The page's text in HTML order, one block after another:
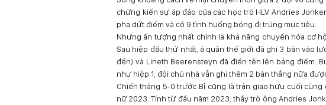
chứng kiến sự áp đảo của các học trò HLV Andries
pha dứt điểm và có 9 tình huống bóng đi trúng mục tiêu.
Nhưng ấn tượng nhất chính là khả năng chuyển hóa cơ
Sau hiệp đấu thứ nhất, á quân thế giới đã ghi 3 bàn vào
đền) và Lineth Beerensteyn đã điền tên lên bảng điểm.
như hiệp 1, đội chủ nhà vẫn ghi thêm 2 bàn thắng nữa
Chiến thắng 5-0 trước Bỉ cũng là trận giao hữu cuối
nữ 2023. Tính từ đầu năm 2023, thầy trò ông Andries